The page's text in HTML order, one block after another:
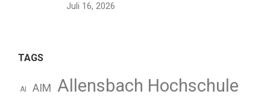
Juli 16, 2026
TAGS
AI AIM Allensbach Hochschule